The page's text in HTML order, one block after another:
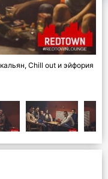
Chill out и эйфория